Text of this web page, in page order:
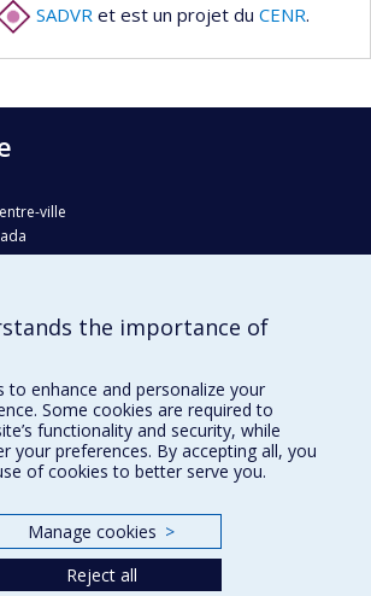
SADVR et est un projet du CENR.
ville
the importance of
to enhance and personalize your
Some cookies are required to
functionality and security, while
your preferences. By accepting all, you
of cookies to better serve you.
Manage cookies >
Reject all